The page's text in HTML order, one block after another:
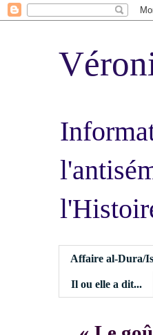
Affaire al-Dura/
Il ou elle a dit...